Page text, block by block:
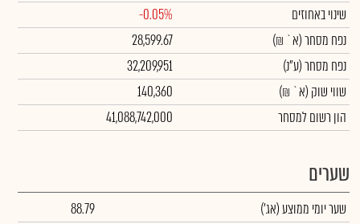
שינוי באחוזים
-0.05%
נפח מסחר(א` ₪)
28,599.67
נפח מסחר(ע"נ)
32,209,951
שווי שוק (א` ₪)
140,360
הון רשום למסחר
41,088,742,000
שערים
שער יומי ממוצע(אג')
88.79